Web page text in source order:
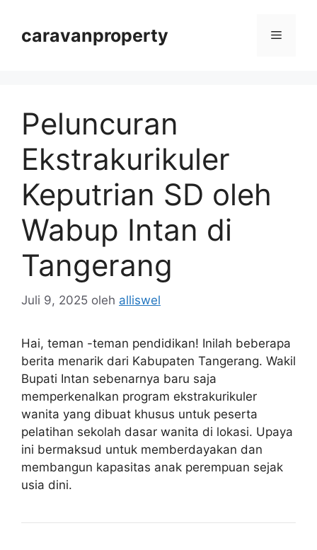
caravanproperty Menu
Peluncuran
Ekstrakurikuler
Keputrian SD oleh
Wabup Intan di
Tangerang
Juli 9, 2025 oleh alliswel
Hai, teman -teman pendidikan! Inilah beberapa
berita menarik dari Kabupaten Tangerang. Wakil
Bupati Intan sebenarnya baru saja
memperkenalkan program ekstrakurikuler
wanita yang dibuat khusus untuk peserta
pelatihan sekolah dasar wanita di lokasi. Upaya
ini bermaksud untuk memberdayakan dan
membangun kapasitas anak perempuan sejak
usia dini.